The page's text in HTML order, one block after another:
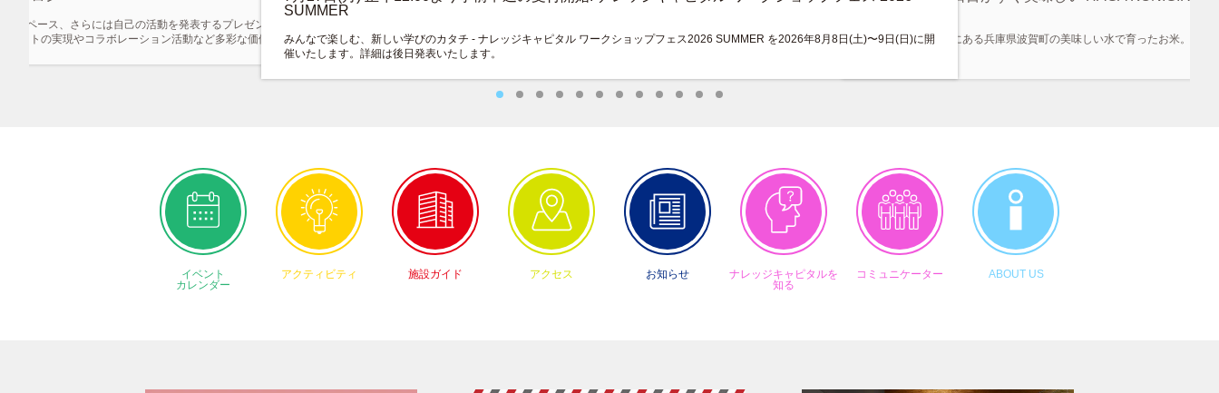
スペース、さらには自己の活動を発表するプレゼンテーションラウン
クトの実現やコラボレーション活動など多彩な価値を提供していま
SUMMER
みんなで楽しむ、新しい学びのカタチ - ナレッジキャピタル ワークショップフェス2026 SUMMER を2026年8月8日(土)〜9日(日)に開
催いたします。詳細は後日発表いたします。
水源豊かな山あいにある兵庫県波賀町の美味しい水で育ったお米。色
イベント
カレンダー
アクティビティ 施設ガイド アクセス お知らせ
ナレッジキャピタルを
知る
コミュニケーター ABOUT US